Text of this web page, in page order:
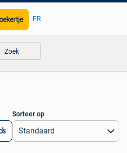
FR
Zoek
Sorteer op